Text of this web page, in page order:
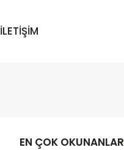
İLETİŞİM
EN ÇOK OKUNANLAR